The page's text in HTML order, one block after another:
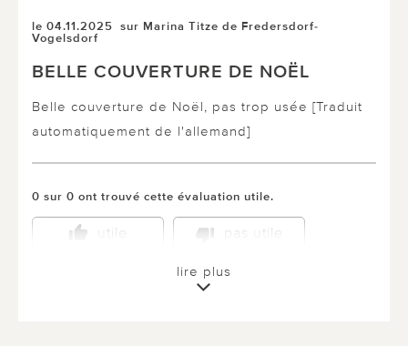
le 04.11.2025 sur Marina Titze de Fredersdorf-
Vogelsdorf
BELLE COUVERTURE DE NOËL
Belle couverture de Noël, pas trop usée [Traduit
automatiquement de l'allemand]
0 sur 0 ont trouvé cette évaluation utile.
utile pas utile
lire plus